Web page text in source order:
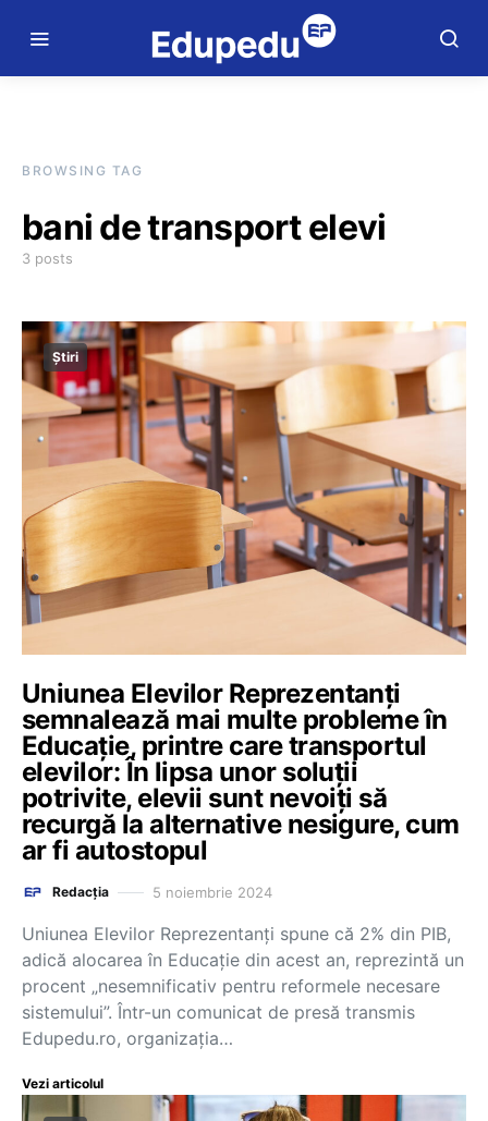
BROWSING TAG
bani de transport elevi
3 posts
Știri
Uniunea Elevilor Reprezentanți
semnalează mai multe probleme în
Educație, printre care transportul
elevilor: În lipsa unor soluții
potrivite, elevii sunt nevoiți să
recurgă la alternative nesigure, cum
ar fi autostopul
Redacția 5 noiembrie 2024
Uniunea Elevilor Reprezentanți spune că 2% din PIB,
adică alocarea în Educație din acest an, reprezintă un
procent „nesemnificativ pentru reformele necesare
sistemului”. Într-un comunicat de presă transmis
Edupedu.ro, organizația…
Vezi articolul